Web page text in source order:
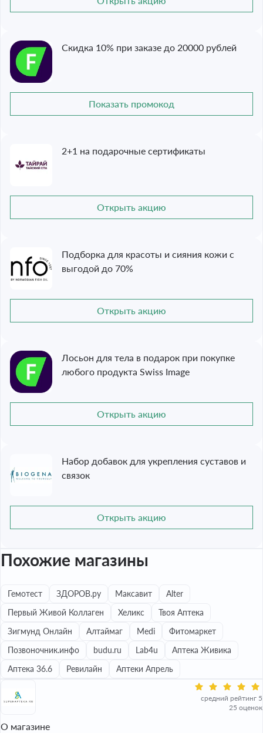
Скидка 10% при заказе до 20000 рублей
Показать промокод
2+1 на подарочные сертификаты
Открыть акцию
Подборка для красоты и сияния кожи с
выгодой до 70%
Открыть акцию
Лосьон для тела в подарок при покупке
любого продукта Swiss Image
Открыть акцию
Набор добавок для укрепления суставов и
связок
Открыть акцию
Похожие магазины
Гемотест ЗДОРОВ.ру Максавит
Alter
Первый Живой Коллаген
Хеликс
Твоя Аптека
Зигмунд Онлайн
Алтаймаг Medi
Фитомаркет
Позвоночник.инфо
budu.ru Lab4u
Аптека Живика
Аптека 36.6
Ревилайн Аптеки Апрель
средний рейтинг 5
25 оценок
О магазине